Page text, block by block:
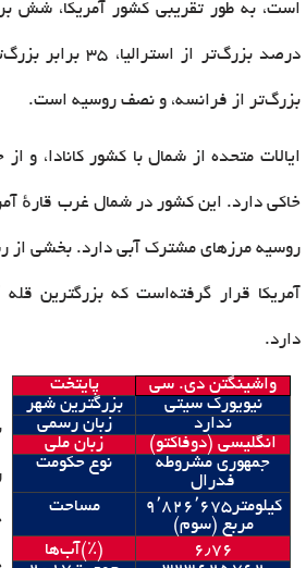
بزرگ‌تر از فرانسه، و نصف روسیه است.
ایالات متحده از شمال با کشور کانادا، و
خاکی دارد. این کشور در شمال غرب قارهٔ
روسیه مرزهای مشترک آبی دارد. بخشی از
آمریکا قرار گرفته‌است که بزرگترین قله
دارد.
واشینگتن دی. سی
پایتخت
نیویورک سیتی
بزرگترین شهر
ندارد
زبان رسمی
انگلیسی (دوفاکتو)
زبان ملی
جمهوری مشروطه
فدرال
نوع حکومت
۹٬۸۲۶٬۶۷۵کیلومتر
مربع (سوم)
مساحت
۶ ٫۷۶ آب‌ها(٪)